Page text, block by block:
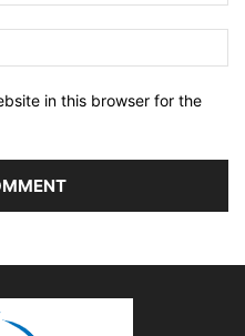
in this browser for the